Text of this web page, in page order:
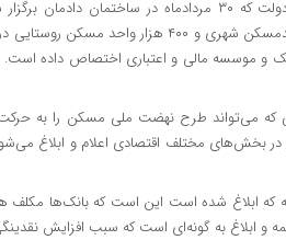
میلیاردتومان برای ساخت ۸۰۰ هزار واحدمسکن
که می‌تواند طرح نهضت ملی مسکن را به
بخش‌های مختلف اقتصادی اعلام و ابلاغ
به گونه‌ای است که سبب افزایش